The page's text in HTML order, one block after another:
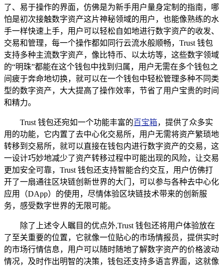
了、易于操作的界面，仿佛是为新手用户量身定制的指南，哪
怕是初次接触数字资产这片神秘领域的用户，也能像熟练的水
手一样快速上手，用户可以轻松自如地进行数字资产的收发、
交易和管理，每一个操作都如同行云流水般顺畅，Trust 钱包
支持多种主流数字资产，像比特币、以太坊等，这些数字领域
的“明珠”都能在这个钱包中找到归属，用户无需在多个钱包之
间疲于奔命地切换，就可以在一个钱包中轻松管理多种不同类
型的数字资产，大大提高了操作效率，节省了用户宝贵的时间
和精力。
Trust 钱包还宛如一个功能丰富的百宝箱，提供了众多实
用的功能，它内置了去中心化交易所，用户无需将资产繁琐地
转移到交易所，就可以直接在钱包内进行数字资产的交易，这
一设计巧妙地减少了资产转移过程中可能出现的风险，让交易
更加安全可靠，Trust 钱包还支持智能合约交互，用户仿佛打
开了一扇通往区块链创新世界的大门，可以参与各种去中心化
应用（DApp）的使用，尽情体验区块链技术带来的创新服
务，感受数字世界的无限可能。
除了上述令人瞩目的优点外,Trust 钱包还将用户体验放在
了至关重要的位置，它就像一位贴心的市场情报员，提供实时
的市场行情信息，用户可以随时随地了解数字资产的价格波动
情况，及时作出明智的决策，钱包还支持多语言界面，这就像